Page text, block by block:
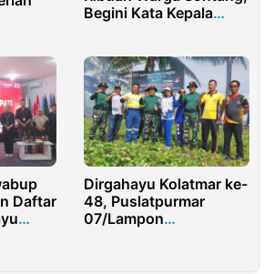
Begini Kata Kepala
Daftar
Dirgahayu Kolatmar ke-
48, Puslatpurmar
07/Lampon